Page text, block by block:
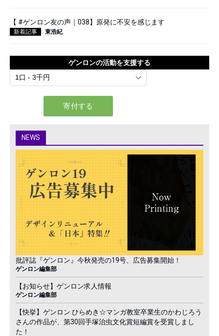
【 #ゲンロン友の声｜038】原発に不安を感じます
新着記事 東浩紀
ゲンロンの活動を支援する
NEWS
批評誌『ゲンロン』今秋発売の19号、広告募集開始！
ゲンロン編集部
【お知らせ】ゲンロン求人情報
ゲンロン編集部
【快挙】ゲンロン ひらめき☆マンガ教室卒業生のかわじろう
さんの作品が、第30回手塚治虫文化賞短編賞を受賞しまし
た！